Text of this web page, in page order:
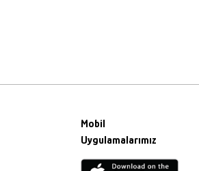
Mobil
Uygulamalarımız